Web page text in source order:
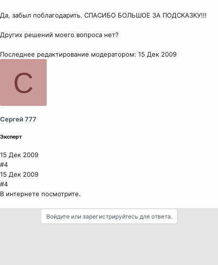
Да, забыл поблагодарить. СПАСИБО БОЛЬШОЕ ЗА ПОДСКАЗКУ!!!
Других решений моего вопроса нет?
Последнее редактирование модератором: 15 Дек 2009
С
Сергей 777
Эксперт
15 Дек 2009
#4
15 Дек 2009
#4
В интернете посмотрите.
Войдите или зарегистрируйтесь для ответа.